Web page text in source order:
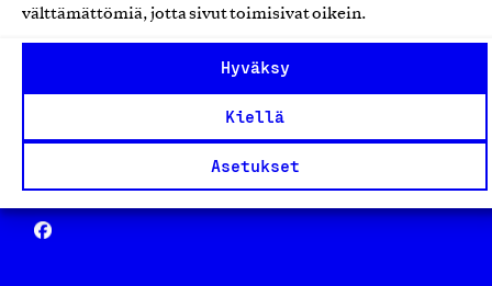
välttämättömiä, jotta sivut toimisivat oikein.
Hyväksy
Kiellä
Asetukset
Yhteiskunnallinen Yritys -merkki